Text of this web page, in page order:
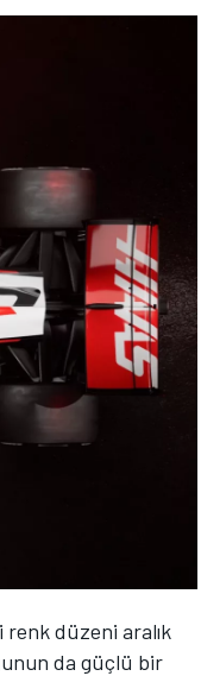
renk düzeni aralık
da güçlü bir